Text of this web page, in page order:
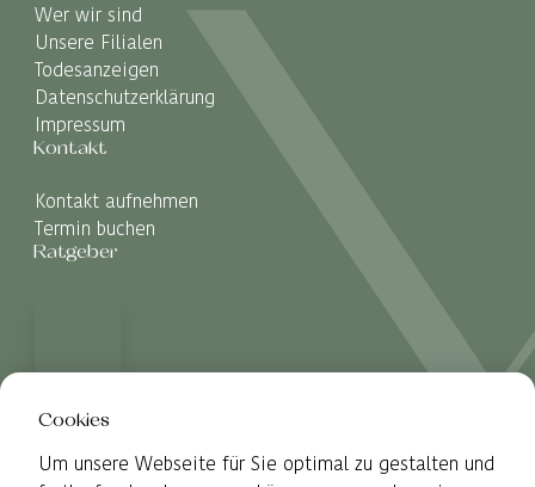
Wer wir sind
Unsere Filialen
Todesanzeigen
Datenschutzerklärung
Impressum
Kontakt
Kontakt aufnehmen
Termin buchen
Ratgeber
Cookies
Um unsere Webseite für Sie optimal zu gestalten und